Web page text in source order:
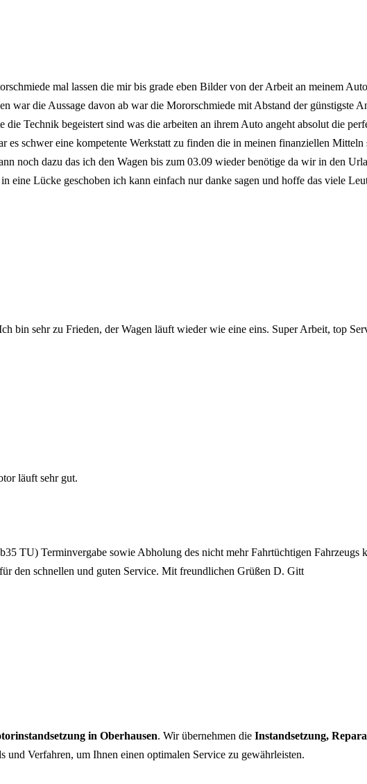
mal lassen die mir bis grade eben Bilder von der Arbeit an meinem Auto
war die Aussage davon ab war die Mororschmiede mit Abstand der günstigste
Technik begeistert sind was die arbeiten an ihrem Auto angeht absolut die
schwer eine kompetente Werkstatt zu finden die in meinen finanziellen Mitteln
noch dazu das ich den Wagen bis zum 03.09 wieder benötige da wir in den
Lücke geschoben ich kann einfach nur danke sagen und hoffe das viele
bin sehr zu Frieden, der Wagen läuft wieder wie eine eins. Super Arbeit, top
läuft sehr gut.
TU) Terminvergabe sowie Abholung des nicht mehr Fahrtüchtigen Fahrzeugs
den schnellen und guten Service. Mit freundlichen Grüßen D. Gitt
in Oberhausen. Wir übernehmen die Instandsetzung,
und Verfahren, um Ihnen einen optimalen Service zu gewährleisten.